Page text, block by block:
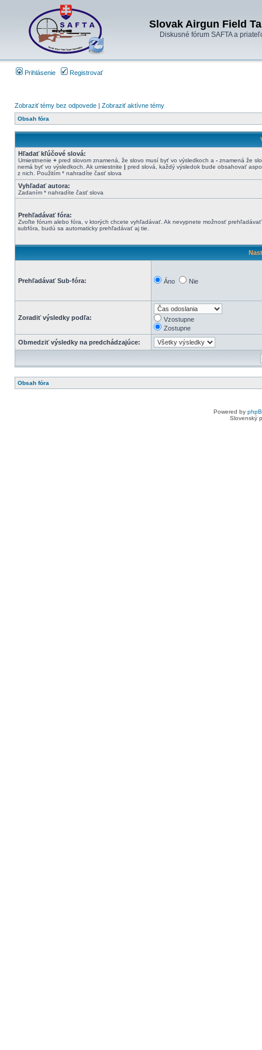
Slovak Airgun Field
Diskusné fórum SAFTA a
Prihlásenie Registrovať
Zobraziť témy bez odpovede | Zobraziť aktívne témy
Obsah fóra
Hľadať kľúčové slová:
Umiestnenie + pred slovom znamená, že slovo musí byť vo výsledkoch a - znamená že
nemá byť vo výsledkoch. Ak umiestnite | pred slová, každý výsledok bude obsahovať
z nich. Použitím * nahradíte časť slova
Vyhľadať autora:
Zadaním * nahradíte časť slova
Prehľadávať fóra:
Zvoľte fórum alebo fóra, v ktorých chcete vyhľadávať. Ak nevypnete možnosť prehľadávať
subfóra, budú sa automaticky prehľadávať aj tie.
Prehľadávať Sub-fóra: Áno Nie
Zoradiť výsledky podľa:
Vzostupne
Zostupne
Obmedziť výsledky na predchádzajúce:
Obsah fóra
Powered by
Slovenský